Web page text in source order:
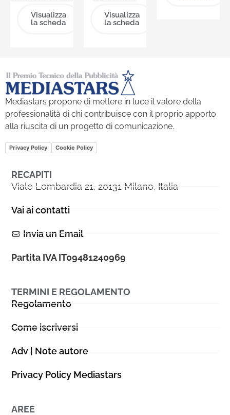
Visualizza
la scheda
Visualizza
la scheda
Mediastars propone di mettere in luce il valore della
professionalità di chi contribuisce con il proprio apporto
alla riuscita di un progetto di comunicazione.
Privacy Policy Cookie Policy
RECAPITI
Viale Lombardia 21, 20131 Milano, Italia
Vai ai contatti
Invia un Email
Partita IVA IT09481240969
TERMINI E REGOLAMENTO
Regolamento
Come iscriversi
Adv | Note autore
Privacy Policy Mediastars
AREE